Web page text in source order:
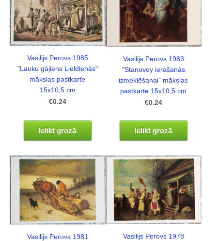
Vasilijs Perovs 1985
"Lauku gājiens Lieldienās"
mākslas pastkarte
15x10,5 cm
€0.24
Ielikt grozā
Vasilijs Perovs 1983
"Stanovoy ierašanās
izmeklēšanai" mākslas
pastkarte 15x10,5 cm
€0.24
Ielikt grozā
Vasilijs Perovs 1981
Vasilijs Perovs 1978